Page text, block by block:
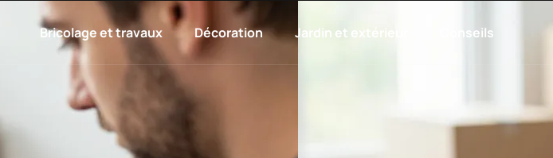
Bricolage et travaux Décoration Jardin et extérieur Conseils